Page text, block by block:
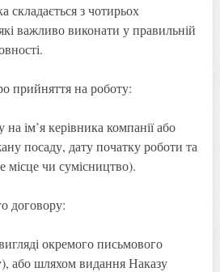
складається з чотирьох
важливо виконати у правильній
прийняття на роботу:
ім’я керівника компанії або
посаду, дату початку роботи та
чи сумісництво).
договору:
окремого письмового
або шляхом видання Наказу